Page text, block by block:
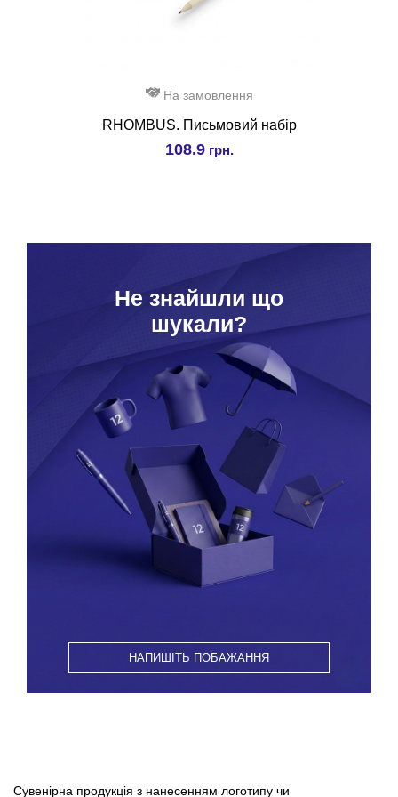
На замовлення
RHOMBUS. Письмовий набір
108.9грн.
Hе знайшли що
шукали?
НАПИШІТЬ ПОБАЖАННЯ
Сувенірна продукція з нанесенням логотипу чи